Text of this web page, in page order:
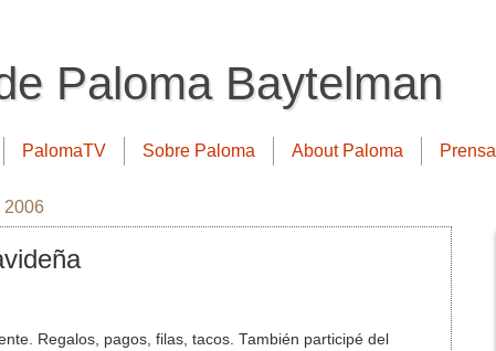
Paloma Baytelman
PalomaTV Sobre Paloma About Paloma Prensa
2006
Regalos, pagos, filas, tacos. También participé del